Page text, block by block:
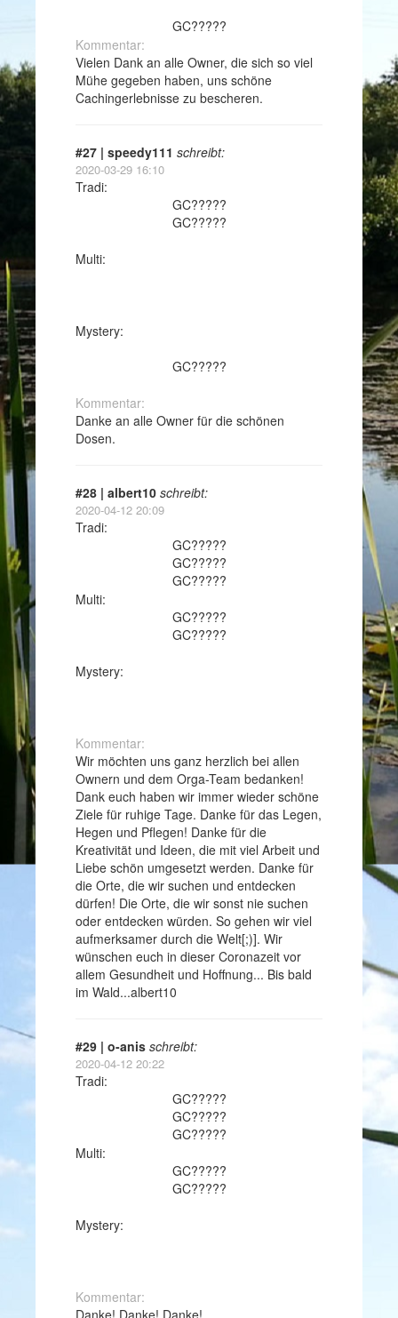
GC?????
Kommentar:
Vielen Dank an alle Owner, die sich so viel
Mühe gegeben haben, uns schöne
Cachingerlebnisse zu bescheren.
#27 | speedy111 schreibt:
2020-03-29 16:10
Tradi:
GC?????
GC?????
Multi:
Mystery:
GC?????
Kommentar:
Danke an alle Owner für die schönen
Dosen.
#28 | albert10 schreibt:
2020-04-12 20:09
Tradi:
GC?????
GC?????
GC?????
Multi:
GC?????
GC?????
Mystery:
Kommentar:
Wir möchten uns ganz herzlich bei allen
Ownern und dem Orga-Team bedanken!
Dank euch haben wir immer wieder schöne
Ziele für ruhige Tage. Danke für das Legen,
Hegen und Pflegen! Danke für die
Kreativität und Ideen, die mit viel Arbeit und
Liebe schön umgesetzt werden. Danke für
die Orte, die wir suchen und entdecken
dürfen! Die Orte, die wir sonst nie suchen
oder entdecken würden. So gehen wir viel
aufmerksamer durch die Welt[;)]. Wir
wünschen euch in dieser Coronazeit vor
allem Gesundheit und Hoffnung... Bis bald
im Wald...albert10
#29 | o-anis schreibt:
2020-04-12 20:22
Tradi:
GC?????
GC?????
GC?????
Multi:
GC?????
GC?????
Mystery:
Kommentar:
Danke! Danke! Danke!